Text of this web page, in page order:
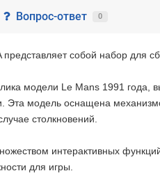
Вопрос-ответ 0
представляет собой набор для
модели Le Mans 1991 года,
Эта модель оснащена
столкновений.
интерактивных
для игры.